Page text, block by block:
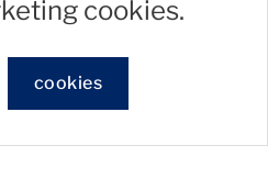
cookies.
cookies